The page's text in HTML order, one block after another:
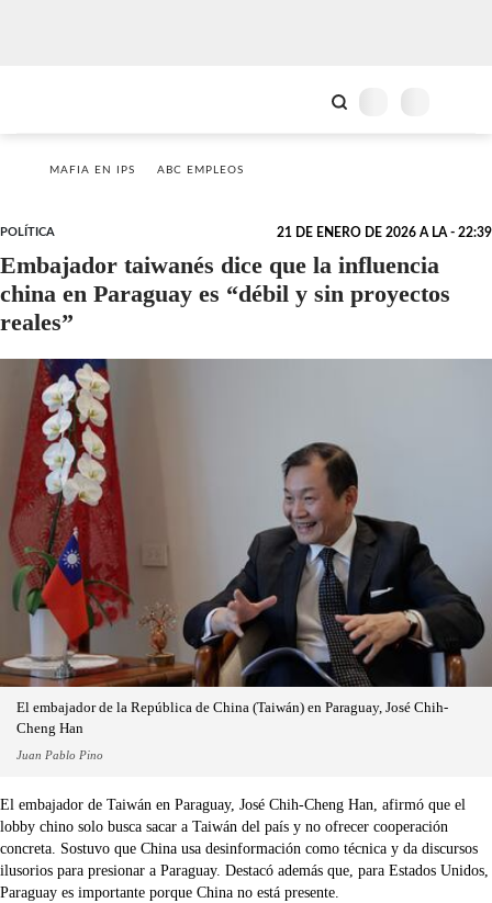
MAFIA EN IPS ABC EMPLEOS
POLÍTICA 21 DE ENERO DE 2026 A LA - 22:39
Embajador taiwanés dice que la influencia
china en Paraguay es “débil y sin proyectos
reales”
El embajador de la República de China (Taiwán) en Paraguay, José Chih-
Cheng Han
Juan Pablo Pino
El embajador de Taiwán en Paraguay, José Chih-Cheng Han, afirmó que el
lobby chino solo busca sacar a Taiwán del país y no ofrecer cooperación
concreta. Sostuvo que China usa desinformación como técnica y da discursos
ilusorios para presionar a Paraguay. Destacó además que, para Estados Unidos,
Paraguay es importante porque China no está presente.